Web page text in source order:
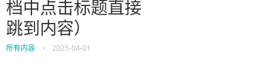
档中点击标题直接
跳到内容）
所有内容 • 2025-04-01